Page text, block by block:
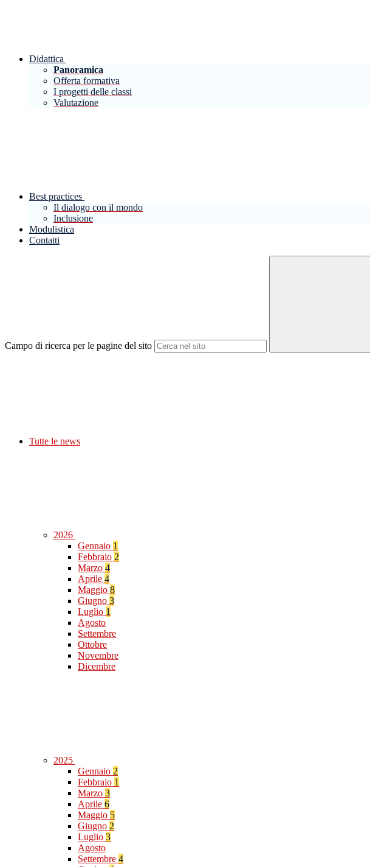
Didattica
Panoramica
Offerta formativa
I progetti delle classi
Valutazione
Best practices
Il dialogo con il mondo
Inclusione
Modulistica
Contatti
Campo di ricerca per le pagine del sito
Tutte le news
2026
Gennaio 1
Febbraio 2
Marzo 4
Aprile 4
Maggio 8
Giugno 3
Luglio 1
Agosto
Settembre
Ottobre
Novembre
Dicembre
2025
Gennaio 2
Febbraio 1
Marzo 3
Aprile 6
Maggio 5
Giugno 2
Luglio 3
Agosto
Settembre 4